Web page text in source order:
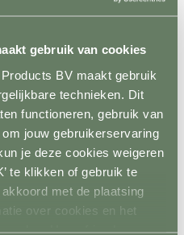
gebruik van cookies
BV maakt gebruik
technieken. Dit
functioneren, gebruik van
jouw gebruikerservaring
je deze cookies weigeren
te klikken of gebruik te
met de plaatsing
over cookies en het
door Horsefriend